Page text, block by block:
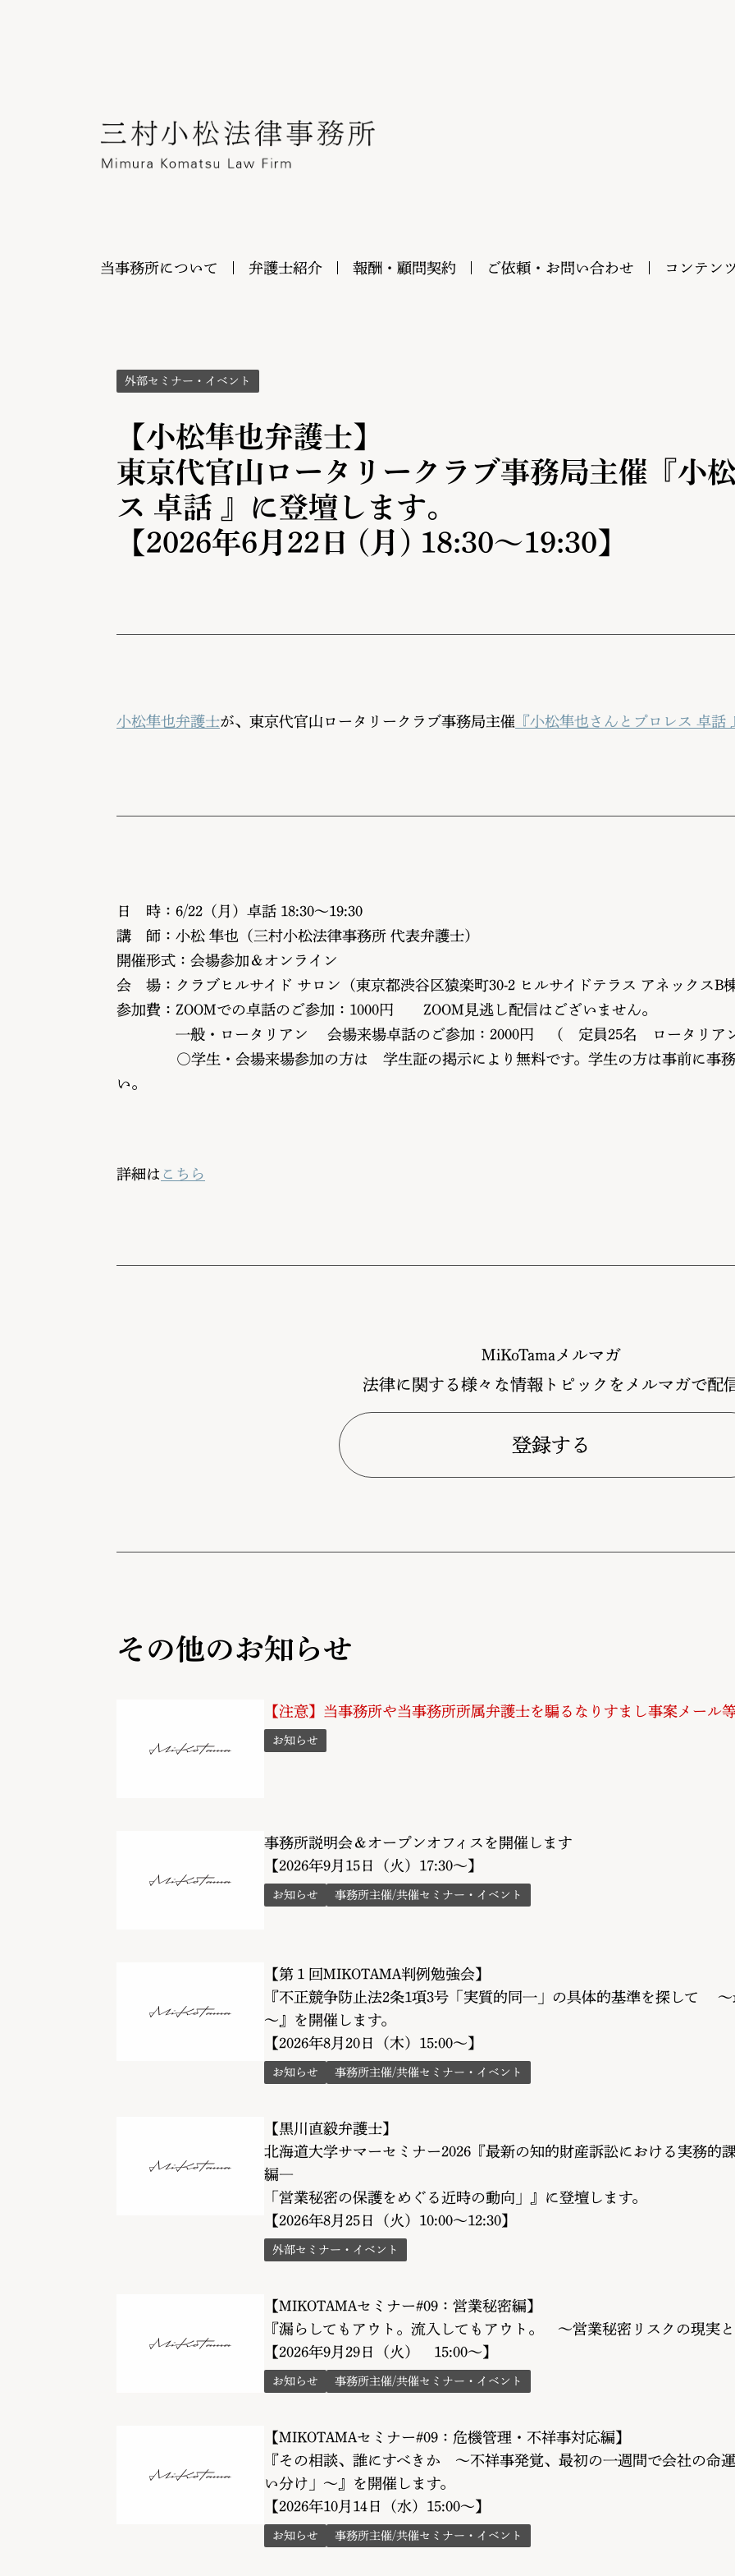
当事務所について 弁護士紹介 報酬・顧問契約 ご依頼・お問い合わせ コンテン
外部セミナー・イベント
【小松隼也弁護士】
東京代官山ロータリークラブ事務局主催『小
ス 卓話 』に登壇します。
【2026年6月22日 (月) 18:30～19:30】
小松隼也弁護士が、東京代官山ロータリークラブ事務局主催 『小松隼也さんとプロレス 卓話
日 時：6/22（月）卓話 18:30～19:30
講 師：小松 隼也（三村小松法律事務所 代表弁護士）
開催形式：会場参加＆オンライン
会 場：クラブヒルサイド サロン（東京都渋谷区猿楽町30-2 ヒルサイドテラス アネックスB
参加費：ZOOMでの卓話のご参加：1000円 ZOOM見逃し配信はございません。
一般・ロータリアン 会場来場卓話のご参加：2000円 （ 定員25名 ロータリア
○学生・会場来場参加の方は 学生証の掲示により無料です。学生の方は事前に事務
い。
詳細は こちら
MiKoTamaメルマガ
法律に関する様々な情報トピックをメルマガで配
登録する
その他のお知らせ
【注意】当事務所や当事務所所属弁護士を騙るなりすまし事案メール
お知らせ
事務所説明会＆オープンオフィスを開催します
【2026年9月15日（火）17:30～】
お知らせ 事務所主催/共催セミナー・イベント
【第１回MIKOTAMA判例勉強会】
『不正競争防止法2条1項3号「実質的同一」の具体的基準を探して
～』を開催します。
【2026年8月20日（木）15:00～】
お知らせ 事務所主催/共催セミナー・イベント
【黒川直毅弁護士】
北海道大学サマーセミナー2026『最新の知的財産訴訟における実務
編―
「営業秘密の保護をめぐる近時の動向」』に登壇します。
【2026年8月25日（火）10:00～12:30】
外部セミナー・イベント
【MIKOTAMAセミナー#09：営業秘密編】
『漏らしてもアウト。流入してもアウト。 〜営業秘密リスクの現実
【2026年9月29日（火） 15:00～】
お知らせ 事務所主催/共催セミナー・イベント
【MIKOTAMAセミナー#09：危機管理・不祥事対応編】
『その相談、誰にすべきか 〜不祥事発覚、最初の一週間で会社の命
い分け」〜』を開催します。
【2026年10月14日（水）15:00～】
お知らせ 事務所主催/共催セミナー・イベント